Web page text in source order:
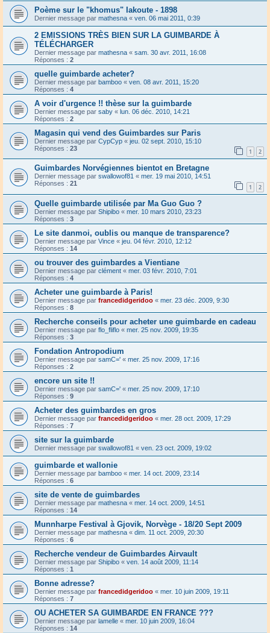
Poème sur le "khomus" Iakoute - 1898
Dernier message par mathesna « ven. 06 mai 2011, 0:39
2 EMISSIONS TRÈS BIEN SUR LA GUIMBARDE À
TÉLÉCHARGER
Dernier message par mathesna « sam. 30 avr. 2011, 16:08
Réponses : 2
quelle guimbarde acheter?
Dernier message par bamboo « ven. 08 avr. 2011, 15:20
Réponses : 4
A voir d'urgence !! thèse sur la guimbarde
Dernier message par saby « lun. 06 déc. 2010, 14:21
Réponses : 2
Magasin qui vend des Guimbardes sur Paris
Dernier message par CypCyp « jeu. 02 sept. 2010, 15:10
Réponses : 23 1 2
Guimbardes Norvégiennes bientot en Bretagne
Dernier message par swallowof81 « mer. 19 mai 2010, 14:51
Réponses : 21 1 2
Quelle guimbarde utilisée par Ma Guo Guo ?
Dernier message par Shipibo « mer. 10 mars 2010, 23:23
Réponses : 3
Le site danmoi, oublis ou manque de transparence?
Dernier message par Vince « jeu. 04 févr. 2010, 12:12
Réponses : 14
ou trouver des guimbardes a Vientiane
Dernier message par clément « mer. 03 févr. 2010, 7:01
Réponses : 4
Acheter une guimbarde à Paris!
Dernier message par francedidgeridoo « mer. 23 déc. 2009, 9:30
Réponses : 8
Recherche conseils pour acheter une guimbarde en cadeau
Dernier message par flo_fliflo « mer. 25 nov. 2009, 19:35
Réponses : 3
Fondation Antropodium
Dernier message par samC=' « mer. 25 nov. 2009, 17:16
Réponses : 2
encore un site !!
Dernier message par samC=' « mer. 25 nov. 2009, 17:10
Réponses : 9
Acheter des guimbardes en gros
Dernier message par francedidgeridoo « mer. 28 oct. 2009, 17:29
Réponses : 7
site sur la guimbarde
Dernier message par swallowof81 « ven. 23 oct. 2009, 19:02
guimbarde et wallonie
Dernier message par bamboo « mer. 14 oct. 2009, 23:14
Réponses : 6
site de vente de guimbardes
Dernier message par mathesna « mer. 14 oct. 2009, 14:51
Réponses : 14
Munnharpe Festival à Gjovik, Norvège - 18/20 Sept 2009
Dernier message par mathesna « dim. 11 oct. 2009, 20:30
Réponses : 6
Recherche vendeur de Guimbardes Airvault
Dernier message par Shipibo « ven. 14 août 2009, 11:14
Réponses : 1
Bonne adresse?
Dernier message par francedidgeridoo « mer. 10 juin 2009, 19:11
Réponses : 7
OU ACHETER SA GUIMBARDE EN FRANCE ???
Dernier message par lamelle « mer. 10 juin 2009, 16:04
Réponses : 14